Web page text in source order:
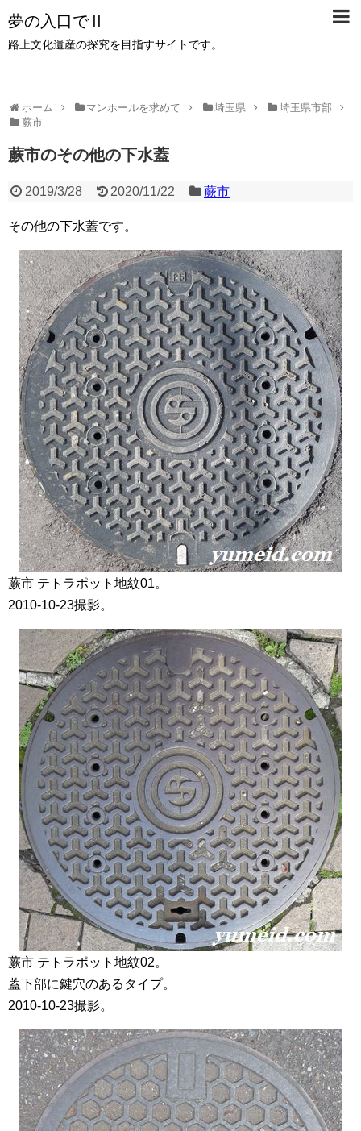
夢の入口でⅡ
路上文化遺産の探究を目指すサイトです。
ホーム マンホールを求めて 埼玉県
埼玉県市部
蕨市
蕨市のその他の下水蓋
2019/3/28 2020/11/22 蕨市
その他の下水蓋です。
蕨市 テトラポット地紋01。
2010-10-23撮影。
蕨市 テトラポット地紋02。
蓋下部に鍵穴のあるタイプ。
2010-10-23撮影。